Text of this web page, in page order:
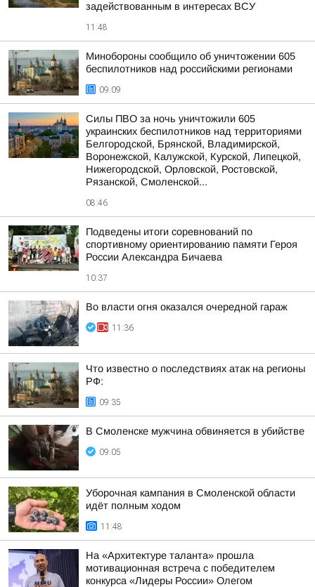
задействованным в интересах ВСУ
11:48
Минобороны сообщило об уничтожении 605
беспилотников над российскими регионами
09:09
Силы ПВО за ночь уничтожили 605
украинских беспилотников над территориями
Белгородской, Брянской, Владимирской,
Воронежской, Калужской, Курской, Липецкой,
Нижегородской, Орловской, Ростовской,
Рязанской, Смоленской...
08:46
Подведены итоги соревнований по
спортивному ориентированию памяти Героя
России Александра Бичаева
10:37
Во власти огня оказался очередной гараж
11:36
Что известно о последствиях атак на регионы
РФ:
09:35
В Смоленске мужчина обвиняется в убийстве
09:05
Уборочная кампания в Смоленской области
идёт полным ходом
11:48
На «Архитектуре таланта» прошла
мотивационная встреча с победителем
конкурса «Лидеры России» Олегом